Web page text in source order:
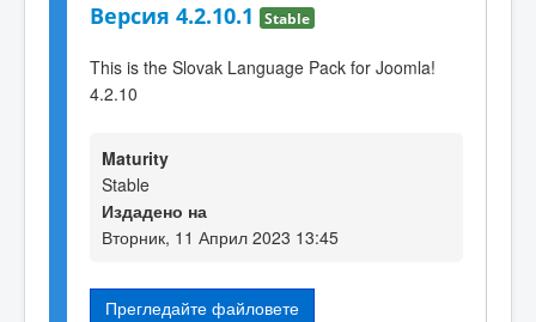
Версия 4.2.10.1 Stable
This is the Slovak Language Pack for Joomla!
4.2.10
Maturity
Stable
Издадено на
Вторник, 11 Април 2023 13:45
Прегледайте файловете